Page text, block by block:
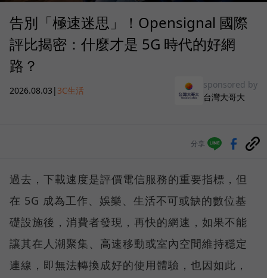
告別「極速迷思」！Opensignal 國際
評比揭密：什麼才是 5G 時代的好網
路？
2026.08.03 | 3C生活
sponsored by
台灣大哥大
分享
過去，下載速度是評價電信服務的重要指標，但
在 5G 成為工作、娛樂、生活不可或缺的數位基
礎設施後，消費者發現，再快的網速，如果不能
讓其在人潮聚集、高速移動或室內空間維持穩定
連線，即無法轉換成好的使用體驗，也因如此，